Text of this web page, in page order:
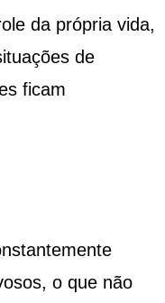
da própria vida,
de
ficam
o que não